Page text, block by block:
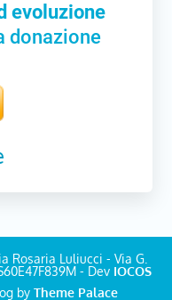
evoluzione
donazione
Rosaria Luliucci - Via G.
- Dev IOCOS
by Theme Palace